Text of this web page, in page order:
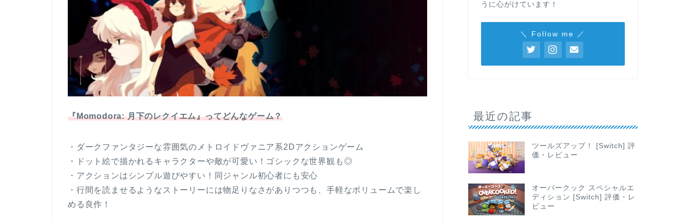
『Momodora: 月下のレクイエム』ってどんなゲーム？
・ダークファンタジーな雰囲気のメトロイドヴァニア系2Dアクションゲーム
・ドット絵で描かれるキャラクターや敵が可愛い！ゴシックな世界観も◎
・アクションはシンプル遊びやすい！同ジャンル初心者にも安心
・行間を読ませるようなストーリーには物足りなさがありつつも、手軽なボリュームで楽し
める良作！
うに心がけています！
＼ Follow me ／
最近の記事
ツールズアップ！ [Switch] 評
価・レビュー
オーバークック スペシャルエ
ディション [Switch] 評価・レ
ビュー